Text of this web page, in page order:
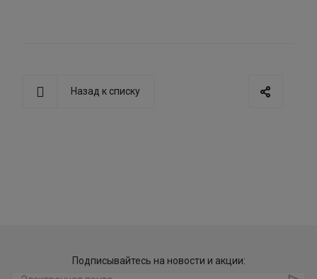
Назад к списку
Подписывайтесь на новости и акции: